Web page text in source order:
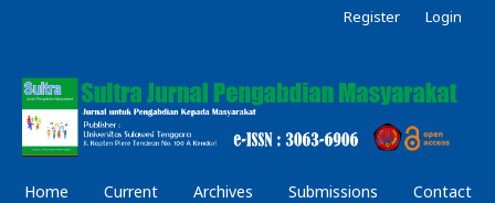
Home Current Archives Submissions Contact
Register Login